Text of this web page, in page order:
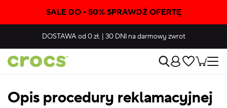
SALE DO - 50% SPRAWDŹ OFERTĘ
DOSTAWAod 0 zł. | 30 DNIna darmowy zwrot
Opis procedury reklamacyjnej